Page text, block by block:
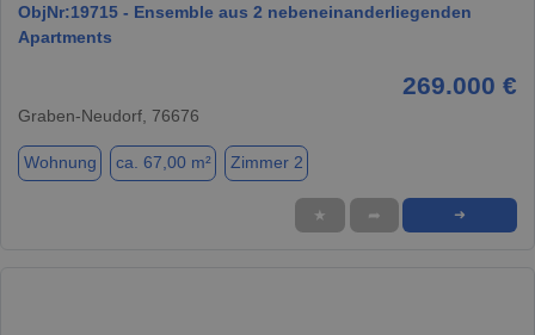
ObjNr:19715 - Ensemble aus 2 nebeneinanderliegenden
Apartments
269.000 €
Graben-Neudorf, 76676
Wohnung ca. 67,00 m² Zimmer 2
★ ➦ ➜